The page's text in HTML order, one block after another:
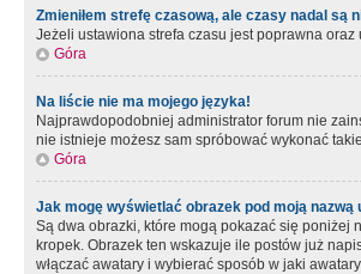
Zmieniłem strefę czasową, ale czasy nadal są
Jeżeli ustawiona strefa czasu jest poprawna
Góra
Na liście nie ma mojego języka!
Najprawdopodobniej administrator forum nie
nie istnieje możesz sam spróbować wykonać
Góra
Jak mogę wyświetlać obrazek pod moją nazwą
Są dwa obrazki, które mogą pokazać się poniżej
kropek. Obrazek ten wskazuje ile postów już
włączać awatary i wybierać sposób w jaki